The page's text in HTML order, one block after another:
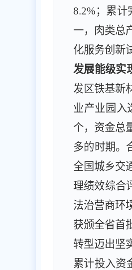
8.2%；累计
一，肉类总
化服务创新
发展能级实
发区铁基新
业产业园入
个，资金总
多的时期。
全国城乡交
理绩效综合
法治营商环
获颁全省首
转型迈出坚
累计投入资